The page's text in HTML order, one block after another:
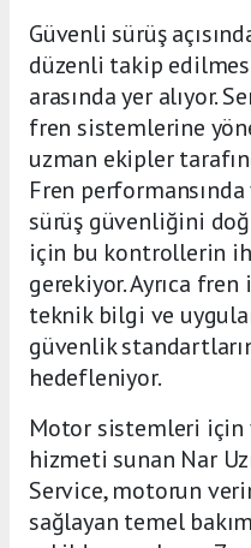
Güvenli sürüş
düzenli takip
arasında yer alıyor.
fren sistemlerine
uzman ekipler
Fren
sürüş güvenliğini
için bu kontrollerin
gerekiyor. Ayrıca
teknik bilgi ve
güvenlik
hedefleniyor.
Motor sistemleri
hizmeti sunan Nar
Service, motorun
sağlayan temel